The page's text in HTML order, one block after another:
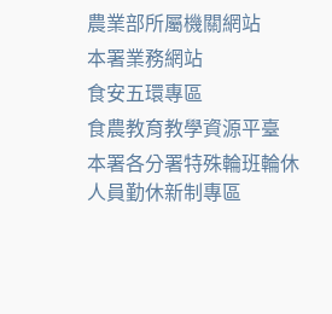
農業部所屬機關網站
本署業務網站
食安五環專區
食農教育教學資源平臺
本署各分署特殊輪班輪休
人員勤休新制專區